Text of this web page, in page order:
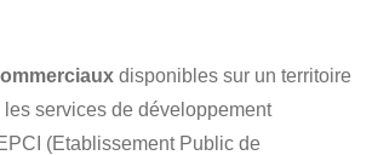
disponibles sur un territoire
services de développement
(Etablissement Public de